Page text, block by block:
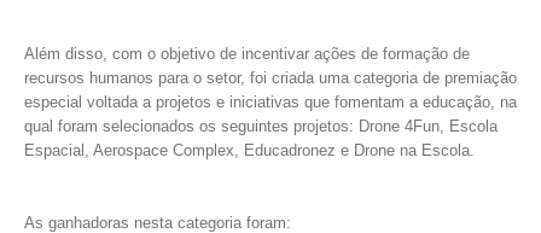
Além disso, com o objetivo de incentivar ações de formação de
recursos humanos para o setor, foi criada uma categoria de premiação
especial voltada a projetos e iniciativas que fomentam a educação, na
qual foram selecionados os seguintes projetos: Drone 4Fun, Escola
Espacial, Aerospace Complex, Educadronez e Drone na Escola.
As ganhadoras nesta categoria foram: